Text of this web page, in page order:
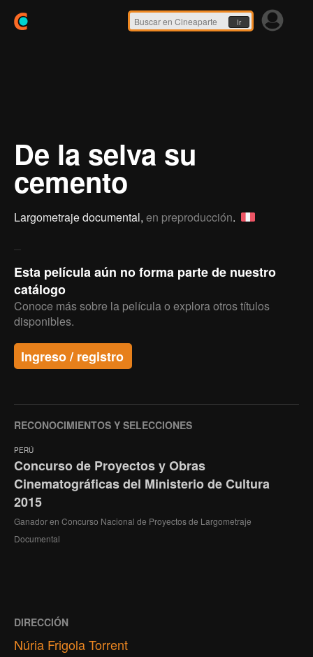
Ir
De la selva su
cemento
Largometraje documental, en preproducción.
Esta película aún no forma parte de nuestro
catálogo
Conoce más sobre la película o explora otros títulos
disponibles.
Ingreso / registro
RECONOCIMIENTOS Y SELECCIONES
PERÚ
Concurso de Proyectos y Obras
Cinematográficas del Ministerio de Cultura
2015
Ganador en Concurso Nacional de Proyectos de Largometraje
Documental
DIRECCIÓN
Núria Frigola Torrent